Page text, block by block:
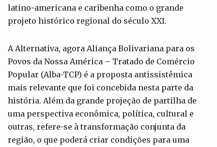
latino-americana e caribenha como o grande
projeto histórico regional do século XXI.
A Alternativa, agora Aliança Bolivariana para os
Povos da Nossa América – Tratado de Comércio
Popular (Alba-TCP) é a proposta antissistêmica
mais relevante que foi concebida nesta parte da
história. Além da grande projeção de partilha de
uma perspectiva econômica, política, cultural e
outras, refere-se à transformação conjunta da
região, o que poderá criar condições para uma